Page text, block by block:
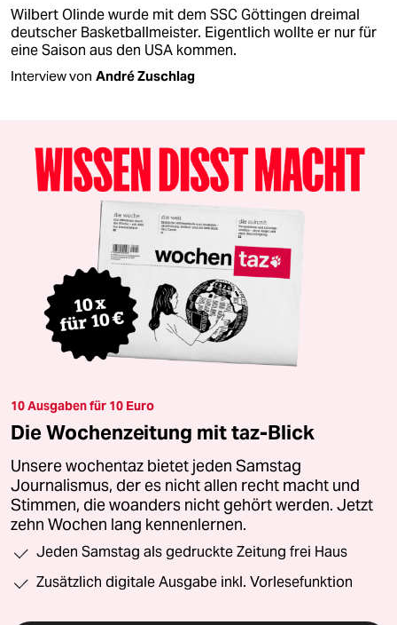
Wilbert Olinde wurde mit dem SSC Göttingen dreimal
deutscher Basketballmeister. Eigentlich wollte er nur für
eine Saison aus den USA kommen.
Interview von André Zuschlag
10 Ausgaben für 10 Euro
Die Wochenzeitung mit taz-Blick
Unsere wochentaz bietet jeden Samstag
Journalismus, der es nicht allen recht macht und
Stimmen, die woanders nicht gehört werden. Jetzt
zehn Wochen lang kennenlernen.
Jeden Samstag als gedruckte Zeitung frei Haus
Zusätzlich digitale Ausgabe inkl. Vorlesefunktion